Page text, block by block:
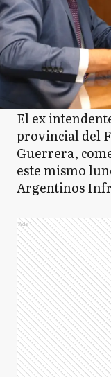
El ex
provincial del
Guerrera,
este mismo
Argentinos
Ads